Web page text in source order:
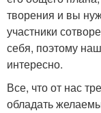
творения и вы
участники
себя, поэтому
интересно.
Все, что от нас
обладать